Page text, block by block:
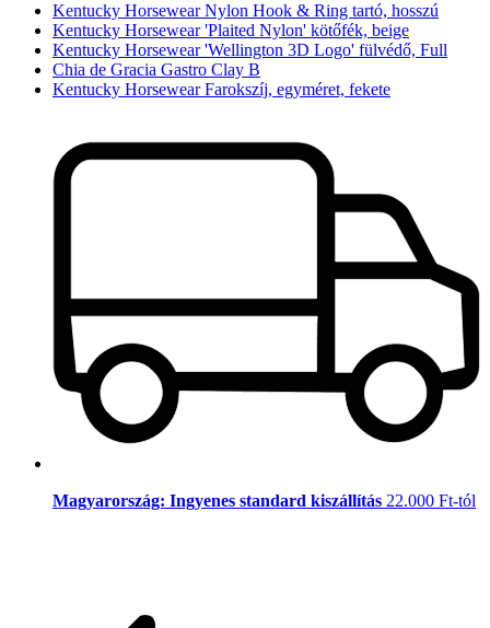
Kentucky Horsewear Nylon Hook & Ring tartó, hosszú
Kentucky Horsewear 'Plaited Nylon' kötőfék, beige
Kentucky Horsewear 'Wellington 3D Logo' fülvédő, Full
Chia de Gracia Gastro Clay B
Kentucky Horsewear Farokszíj, egyméret, fekete
Magyarország: Ingyenes standard kiszállítás 22.000 Ft-tól